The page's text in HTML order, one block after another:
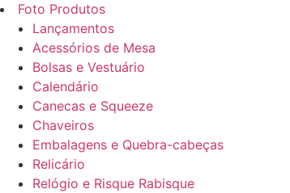
Foto Produtos
Lançamentos
Acessórios de Mesa
Bolsas e Vestuário
Calendário
Canecas e Squeeze
Chaveiros
Embalagens e Quebra-cabeças
Relicário
Relógio e Risque Rabisque